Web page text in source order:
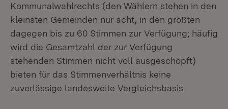
Kommunalwahlrechts (den Wählern stehen in den
kleinsten Gemeinden nur acht, in den größten
dagegen bis zu 60 Stimmen zur Verfügung; häufig
wird die Gesamtzahl der zur Verfügung
stehenden Stimmen nicht voll ausgeschöpft)
bieten für das Stimmenverhältnis keine
zuverlässige landesweite Vergleichsbasis.